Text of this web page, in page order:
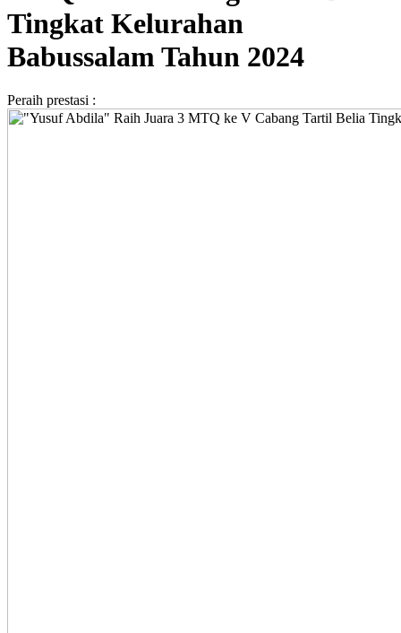
Tingkat Kelurahan
Babussalam Tahun 2024
Peraih prestasi :